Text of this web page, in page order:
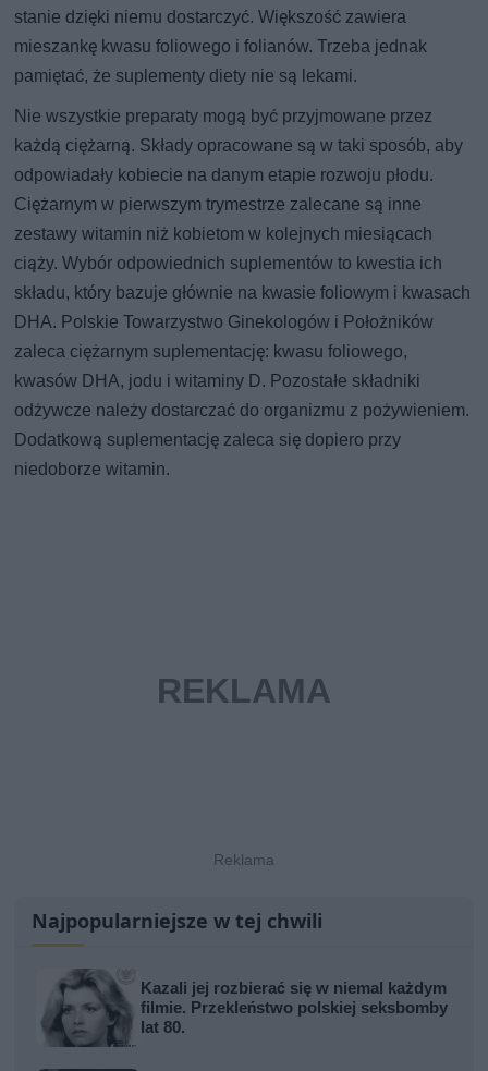
stanie dzięki niemu dostarczyć. Większość zawiera
mieszankę kwasu foliowego i folianów. Trzeba jednak
pamiętać, że suplementy diety nie są lekami.
Nie wszystkie preparaty mogą być przyjmowane przez
każdą ciężarną. Składy opracowane są w taki sposób, aby
odpowiadały kobiecie na danym etapie rozwoju płodu.
Ciężarnym w pierwszym trymestrze zalecane są inne
zestawy witamin niż kobietom w kolejnych miesiącach
ciąży. Wybór odpowiednich suplementów to kwestia ich
składu, który bazuje głównie na kwasie foliowym i kwasach
DHA. Polskie Towarzystwo Ginekologów i Położników
zaleca ciężarnym suplementację: kwasu foliowego,
kwasów DHA, jodu i witaminy D. Pozostałe składniki
odżywcze należy dostarczać do organizmu z pożywieniem.
Dodatkową suplementację zaleca się dopiero przy
niedoborze witamin.
Najpopularniejsze w tej chwili
Kazali jej rozbierać się w niemal każdym
filmie. Przekleństwo polskiej seksbomby
lat 80.